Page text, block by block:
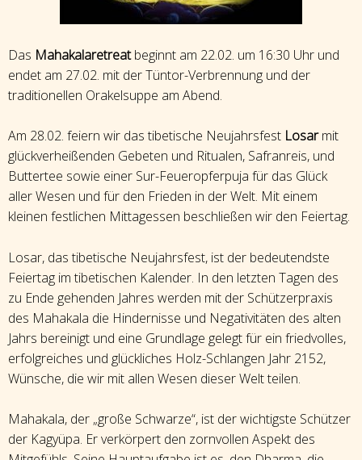
Das Mahakalaretreatbeginnt am 22.02. um 16:30 Uhr und
endet am 27.02. mit der Tüntor-Verbrennung und der
traditionellen Orakelsuppe am Abend.
Am 28.02. feiern wir das tibetische Neujahrsfest Losarmit
glückverheißenden Gebeten und Ritualen, Safranreis, und
Buttertee sowie einer Sur-Feueropferpuja für das Glück
aller Wesen und für den Frieden in der Welt. Mit einem
kleinen festlichen Mittagessen beschließen wir den Feiertag.
Losar, das tibetische Neujahrsfest, ist der bedeutendste
Feiertag im tibetischen Kalender. In den letzten Tagen des
zu Ende gehenden Jahres werden mit der Schützerpraxis
des Mahakala die Hindernisse und Negativitäten des alten
Jahrs bereinigt und eine Grundlage gelegt für ein friedvolles,
erfolgreiches und glückliches Holz-Schlangen Jahr 2152,
Wünsche, die wir mit allen Wesen dieser Welt teilen.
Mahakala, der „große Schwarze“, ist der wichtigste Schützer
der Kagyüpa. Er verkörpert den zornvollen Aspekt des